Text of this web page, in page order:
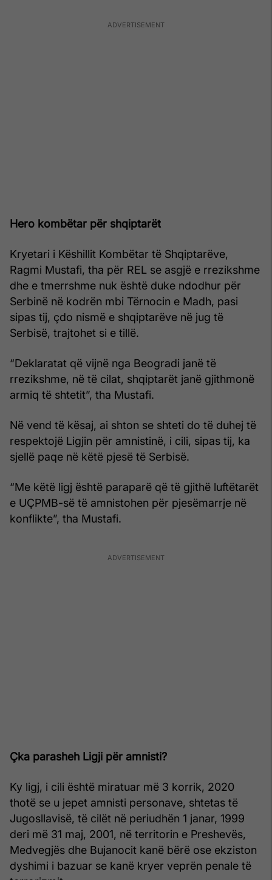
Hero kombëtar për shqiptarët
Kryetari i Këshillit Kombëtar të Shqiptarëve,
Ragmi Mustafi, tha për REL se asgjë e rrezikshme
dhe e tmerrshme nuk është duke ndodhur për
Serbinë në kodrën mbi Tërnocin e Madh, pasi
sipas tij, çdo nismë e shqiptarëve në jug të
Serbisë, trajtohet si e tillë.
“Deklaratat që vijnë nga Beogradi janë të
rrezikshme, në të cilat, shqiptarët janë gjithmonë
armiq të shtetit”, tha Mustafi.
Në vend të kësaj, ai shton se shteti do të duhej të
respektojë Ligjin për amnistinë, i cili, sipas tij, ka
sjellë paqe në këtë pjesë të Serbisë.
“Me këtë ligj është paraparë që të gjithë luftëtarët
e UÇPMB-së të amnistohen për pjesëmarrje në
konflikte”, tha Mustafi.
Çka parasheh Ligji për amnisti?
Ky ligj, i cili është miratuar më 3 korrik, 2020
thotë se u jepet amnisti personave, shtetas të
Jugosllavisë, të cilët në periudhën 1 janar, 1999
deri më 31 maj, 2001, në territorin e Preshevës,
Medvegjës dhe Bujanocit kanë bërë ose ekziston
dyshimi i bazuar se kanë kryer veprën penale të